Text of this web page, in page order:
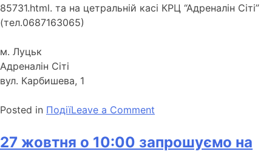
85731.html. та на цетральній касі КРЦ “Адреналін Сіті”
(тел.0687163065)
м. Луцьк
Адреналін Сіті
вул. Карбишева, 1
Posted in ПодіїLeave a Comment
27 жовтня о 10:00 запрошуємо на